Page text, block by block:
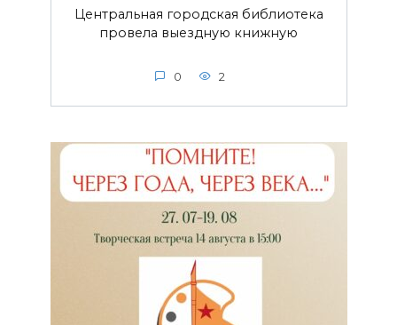
Центральная городская библиотека
провела выездную книжную
0 2